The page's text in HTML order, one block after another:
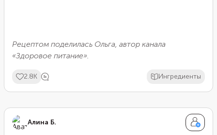
Рецептом поделилась Ольга, автор канала
«Здоровое питание».
2.8K Ингредиенты
Алина Б.